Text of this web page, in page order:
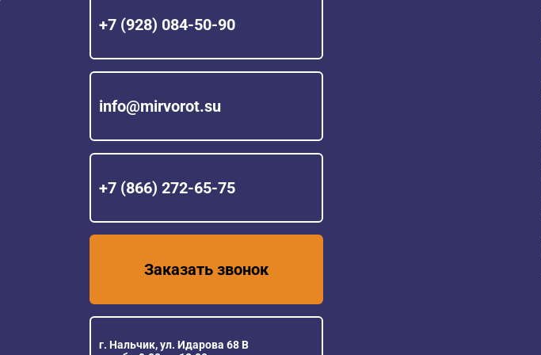
+7 (928) 084-50-90
info@mirvorot.su
+7 (866) 272-65-75
Заказать звонок
г. Нальчик, ул. Идарова 68 В